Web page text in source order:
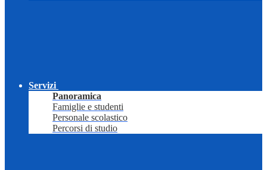
Servizi
Panoramica
Famiglie e studenti
Personale scolastico
Percorsi di studio